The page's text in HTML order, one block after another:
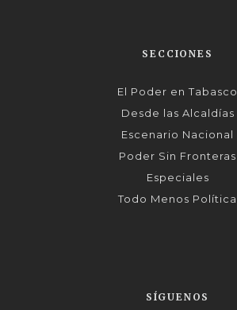
SECCIONES
El Poder en Tabasco
Desde las Alcaldías
Escenario Nacional
Poder Sin Fronteras
Especiales
Todo Menos Política
SÍGUENOS